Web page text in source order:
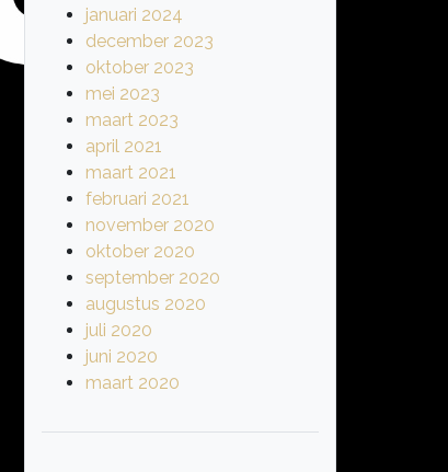
januari 2024
december 2023
oktober 2023
mei 2023
maart 2023
april 2021
maart 2021
februari 2021
november 2020
oktober 2020
september 2020
augustus 2020
juli 2020
juni 2020
maart 2020